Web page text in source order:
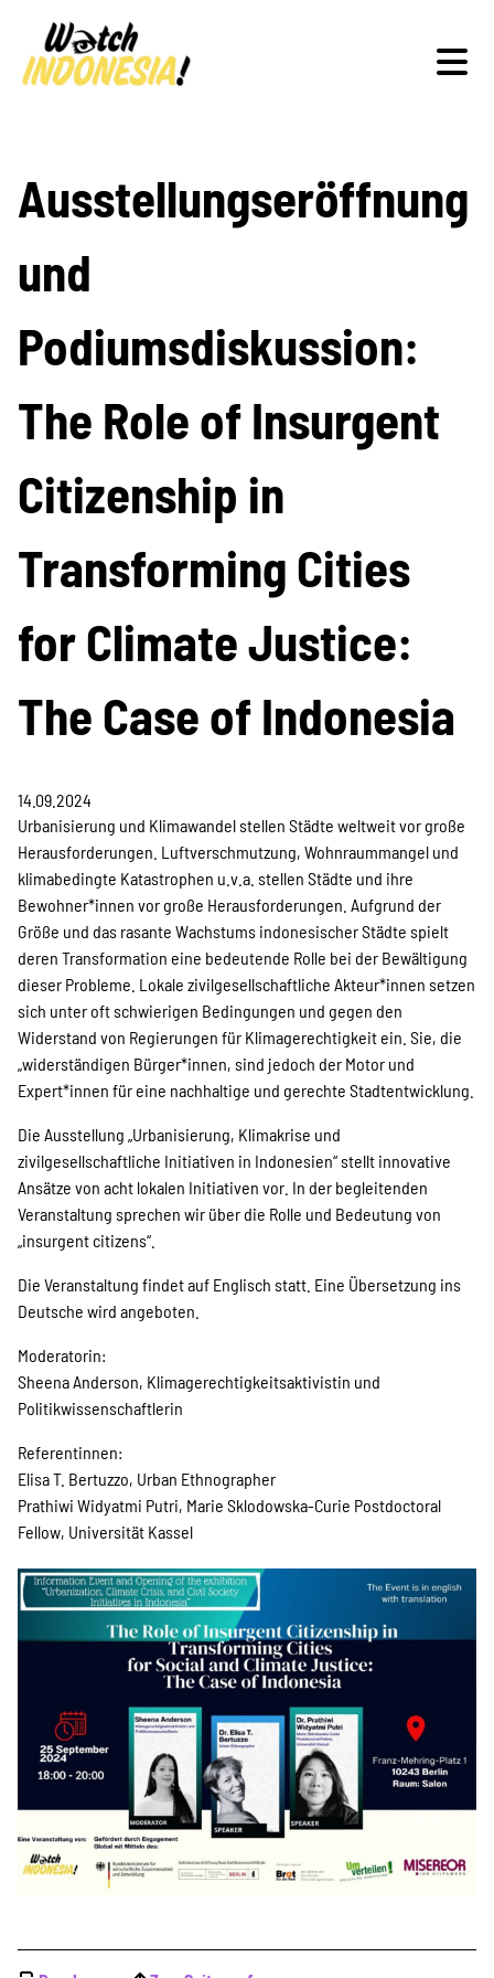
Schwerpunkte
Veranstaltungen
Publikationen
Projekte
Kampagne
Stellenangebote
Werde Mitglied
Newsletter abonnieren
SPENDEN
Über uns
Transparenz
Suche
Ausstellungseröffnung
und
Podiumsdiskussion:
The Role of Insurgent
Citizenship in
Transforming Cities
for Climate Justice:
The Case of Indonesia
14.09.2024
Urbanisierung und Klimawandel stellen Städte weltweit vor große
Herausforderungen. Luftverschmutzung, Wohnraummangel und
klimabedingte Katastrophen u.v.a. stellen Städte und ihre
Bewohner*innen vor große Herausforderungen. Aufgrund der
Größe und das rasante Wachstums indonesischer Städte spielt
deren Transformation eine bedeutende Rolle bei der Bewältigung
dieser Probleme. Lokale zivilgesellschaftliche Akteur*innen setzen
sich unter oft schwierigen Bedingungen und gegen den
Widerstand von Regierungen für Klimagerechtigkeit ein. Sie, die
„widerständigen Bürger*innen, sind jedoch der Motor und
Expert*innen für eine nachhaltige und gerechte Stadtentwicklung.
Die Ausstellung „Urbanisierung, Klimakrise und
zivilgesellschaftliche Initiativen in Indonesien“ stellt innovative
Ansätze von acht lokalen Initiativen vor. In der begleitenden
Veranstaltung sprechen wir über die Rolle und Bedeutung von
„insurgent citizens“.
Die Veranstaltung findet auf Englisch statt. Eine Übersetzung ins
Deutsche wird angeboten.
Moderatorin:
Sheena Anderson, Klimagerechtigkeitsaktivistin und
Politikwissenschaftlerin
Referentinnen:
Elisa T. Bertuzzo, Urban Ethnographer
Prathiwi Widyatmi Putri, Marie Sklodowska-Curie Postdoctoral
Fellow, Universität Kassel